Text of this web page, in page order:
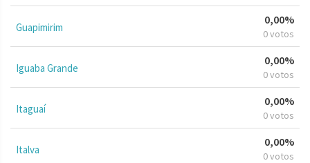
Guapimirim
0,00%
0 votos
Iguaba Grande
0,00%
0 votos
Itaguaí
0,00%
0 votos
Italva
0,00%
0 votos